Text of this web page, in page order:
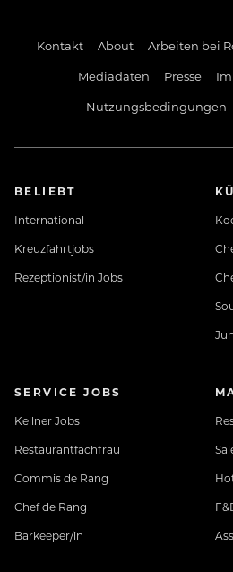
Kontakt About Arbeiten bei
Mediadaten
Presse
Nutzungsbedingungen
BELIEBT
International
Kreuzfahrtjobs
Rezeptionist/in Jobs
SERVICE JOBS
Kellner Jobs
Restaurantfachfrau
Commis de Rang
Chef de Rang
Barkeeper/in